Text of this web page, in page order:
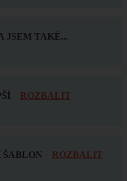
JSEM TAKÉ...
ROZBALIT
ROZBALIT